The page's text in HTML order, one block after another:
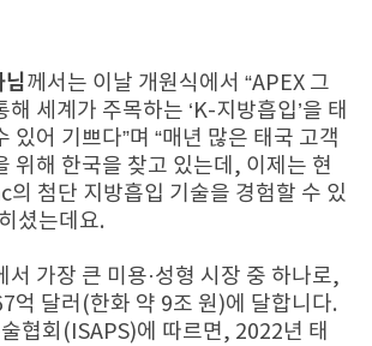
께서는 이날 개원식에서 “APEX 그
세계가 주목하는 ‘K-지방흡입’을 태
있어 기쁘다”며 “매년 많은 태국 고객
위해 한국을 찾고 있는데, 이제는 현
첨단 지방흡입 기술을 경험할 수 있
셨는데요.
서 가장 큰 미용·성형 시장 중 하나로,
억 달러(한화 약 9조 원)에 달합니다.
협회(ISAPS)에 따르면, 2022년 태